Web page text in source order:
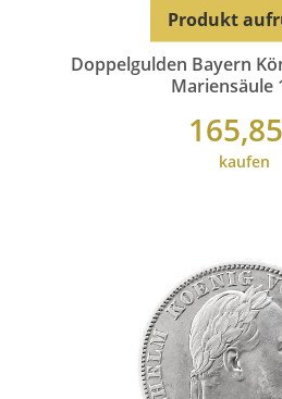
Doppelgulden Bayern
Mariensäule
kaufen
Produkt